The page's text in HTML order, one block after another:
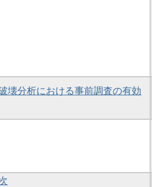
壊分析における事前調査の有効